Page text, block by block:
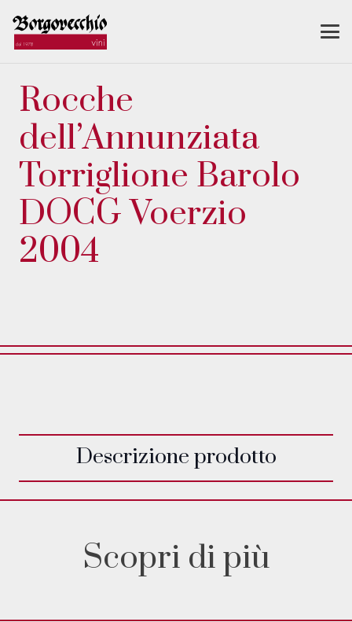
Rocche
dell’Annunziata
Torriglione Barolo
DOCG Voerzio
2004
Descrizione prodotto
Scopri di più